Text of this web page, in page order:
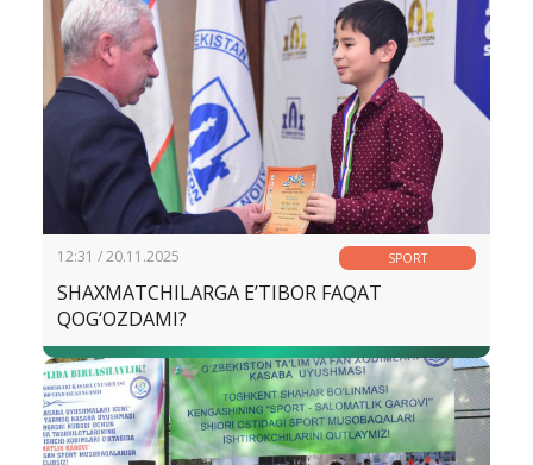
12:31 / 20.11.2025 SPORT
SHAXMATCHILARGA E’TIBOR FAQAT
QOG‘OZDAMI?